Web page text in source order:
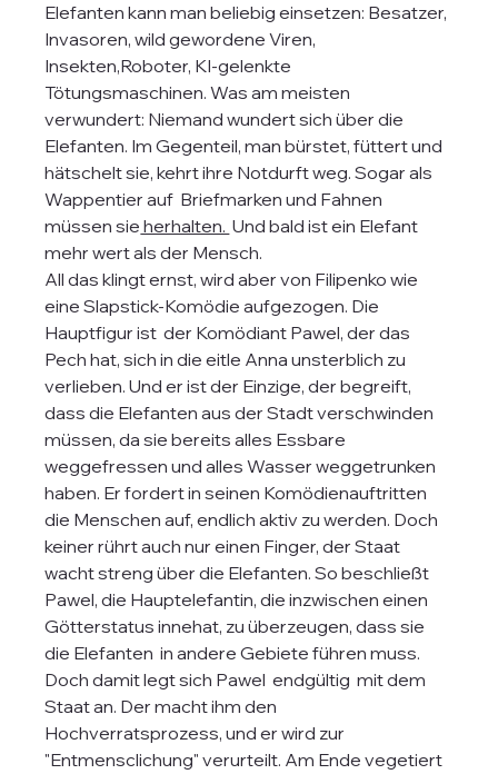
Elefanten kann man beliebig einsetzen: Besatzer,
Invasoren, wild gewordene Viren,
Insekten,Roboter, KI-gelenkte
Tötungsmaschinen. Was am meisten
verwundert: Niemand wundert sich über die
Elefanten. Im Gegenteil, man bürstet, füttert und
hätschelt sie, kehrt ihre Notdurft weg. Sogar als
Wappentier auf  Briefmarken und Fahnen
müssen sie herhalten. Und bald ist ein Elefant
mehr wert als der Mensch.
All das klingt ernst, wird aber von Filipenko wie
eine Slapstick-Komödie aufgezogen. Die
Hauptfigur ist  der Komödiant Pawel, der das
Pech hat, sich in die eitle Anna unsterblich zu
verlieben. Und er ist der Einzige, der begreift,
dass die Elefanten aus der Stadt verschwinden
müssen, da sie bereits alles Essbare
weggefressen und alles Wasser weggetrunken
haben. Er fordert in seinen Komödienauftritten
die Menschen auf, endlich aktiv zu werden. Doch
keiner rührt auch nur einen Finger, der Staat
wacht streng über die Elefanten. So beschließt
Pawel, die Hauptelefantin, die inzwischen einen
Götterstatus innehat, zu überzeugen, dass sie
die Elefanten  in andere Gebiete führen muss.
Doch damit legt sich Pawel  endgültig  mit dem
Staat an. Der macht ihm den
Hochverratsprozess, und er wird zur
"Entmensclichung" verurteilt. Am Ende vegetiert